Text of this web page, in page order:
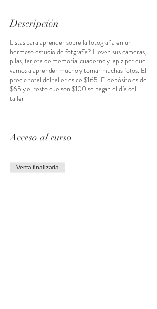
Descripción
Listas para aprender sobre la fotografía en un
hermoso estudio de fotgrafía? Lleven sus cameras,
pilas, tarjeta de memoria, cuaderno y lapiz por que
vamos a aprender mucho y tomar muchas fotos. El
precio total del taller es de $165. El depósito es de
$65 y el resto que son $100 se pagan el día del
taller.
Acceso al curso
Venta finalizada